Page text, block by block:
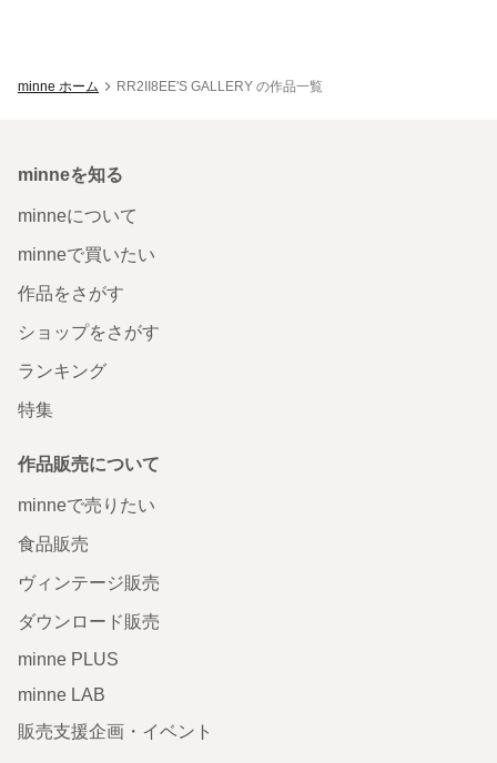
minne ホーム RR2II8EE'S GALLERY の作品一覧
minneを知る
minneについて
minneで買いたい
作品をさがす
ショップをさがす
ランキング
特集
作品販売について
minneで売りたい
食品販売
ヴィンテージ販売
ダウンロード販売
minne PLUS
minne LAB
販売支援企画・イベント